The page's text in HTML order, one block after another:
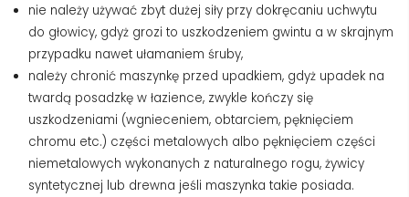
nie należy używać zbyt dużej siły przy dokręcaniu uchwytu
do głowicy, gdyż grozi to uszkodzeniem gwintu a w skrajnym
przypadku nawet ułamaniem śruby,
należy chronić maszynkę przed upadkiem, gdyż upadek na
twardą posadzkę w łazience, zwykle kończy się
uszkodzeniami (wgnieceniem, obtarciem, pęknięciem
chromu etc.) części metalowych albo pęknięciem części
niemetalowych wykonanych z naturalnego rogu, żywicy
syntetycznej lub drewna jeśli maszynka takie posiada.